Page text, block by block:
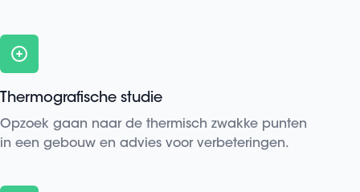
Thermografische studie
Opzoek gaan naar de thermisch zwakke punten
in een gebouw en advies voor verbeteringen.